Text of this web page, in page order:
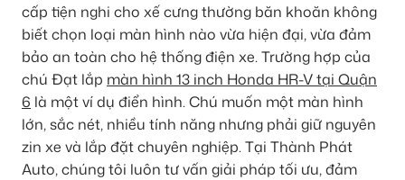
cấp tiện nghi cho xế cưng thường băn khoăn không
biết chọn loại màn hình nào vừa hiện đại, vừa đảm
bảo an toàn cho hệ thống điện xe. Trường hợp của
chú Đạt lắp màn hình 13 inch Honda HR-V tại Quận
6 là một ví dụ điển hình. Chú muốn một màn hình
lớn, sắc nét, nhiều tính năng nhưng phải giữ nguyên
zin xe và lắp đặt chuyên nghiệp. Tại Thành Phát
Auto, chúng tôi luôn tư vấn giải pháp tối ưu, đảm